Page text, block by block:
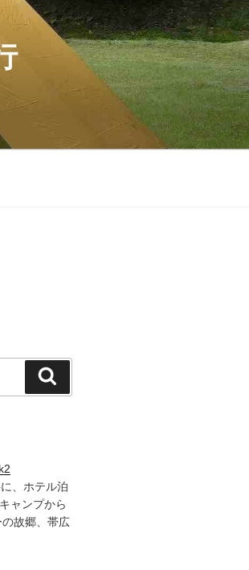
行
索
に、ホテル泊
ャンプから
故郷、帯広